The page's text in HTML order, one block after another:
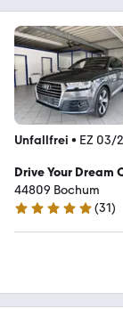
Unfallfrei • EZ 03/
Drive Your Dream
44809 Bochum
5 Sterne
(31)